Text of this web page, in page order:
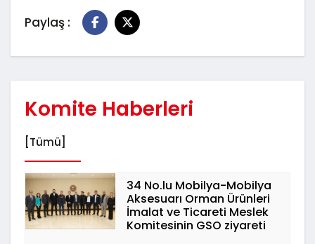
Paylaş :
Komite Haberleri
[Tümü]
34 No.lu Mobilya-Mobilya
Aksesuarı Orman Ürünleri
İmalat ve Ticareti Meslek
Komitesinin GSO ziyareti